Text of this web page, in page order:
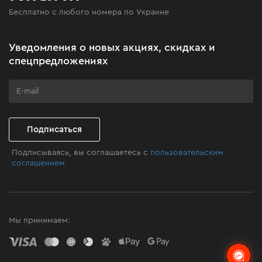
Клуб мастерства
Бесплатно с любого номера по Украине
Уведомления о новых акциях, скидках и
спецпредложениях
Подписаться
Подписываясь, вы соглашаетесь с пользовательским
соглашением
Мы принимаем: